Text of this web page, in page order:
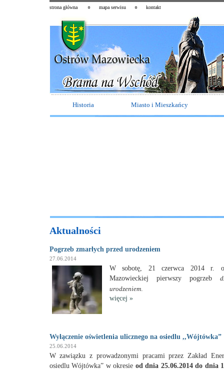
strona główna mapa serwisu kontakt
Historia Miasto i Mieszkańcy
Aktualności
Pogrzeb zmarłych przed urodzeniem
27.06.2014
W sobotę, 21 czerwca 2014 r.
Mazowieckiej pierwszy pogrzeb
urodzeniem.
więcej »
Wyłączenie oświetlenia ulicznego na osiedlu ,,Wójtówka”
25.06.2014
W zawiązku z prowadzonymi pracami przez Zakład
osiedlu Wójtówka” w okresie od dnia 25.06.2014 do dnia